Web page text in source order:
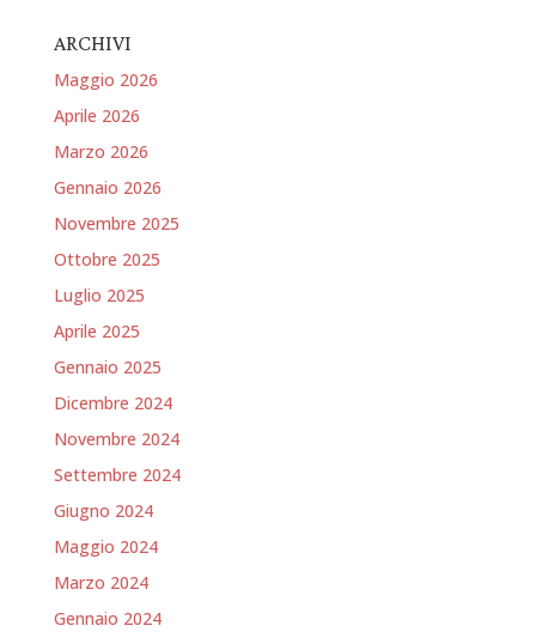
ARCHIVI
Maggio 2026
Aprile 2026
Marzo 2026
Gennaio 2026
Novembre 2025
Ottobre 2025
Luglio 2025
Aprile 2025
Gennaio 2025
Dicembre 2024
Novembre 2024
Settembre 2024
Giugno 2024
Maggio 2024
Marzo 2024
Gennaio 2024